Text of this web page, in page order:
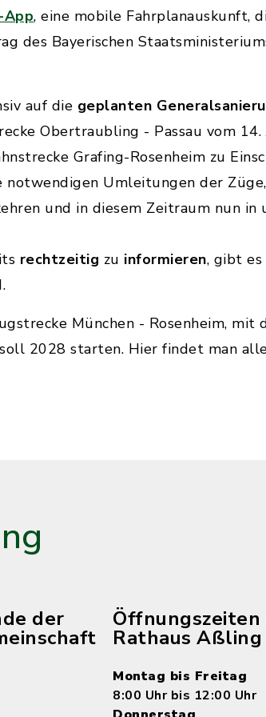
App, eine mobile Fahrplanauskunft,
des Bayerischen
auf die geplanten
Obertraubling - Passau vom
Grafing-Rosenheim zu
notwendigen Umleitungen der
und in diesem Zeitraum nun
rechtzeitig zu informieren, gibt es
München - Rosenheim, mit
2028 starten. Hier findet man
der Öffnungszeiten
Rathaus Aßling
Montag bis Freitag
8:00 Uhr bis 12:00 Uhr